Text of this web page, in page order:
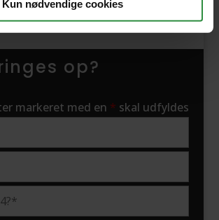
Kun nødvendige cookies
hver gang!
op?
markeret med en * skal udfyldes